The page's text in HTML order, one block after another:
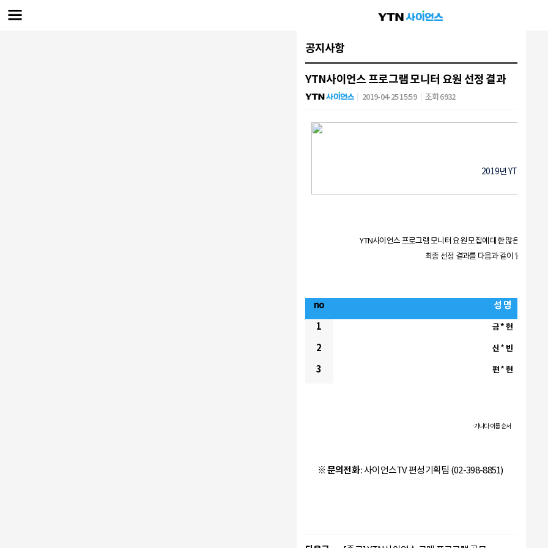
공지사항
YTN사이언스 프로그램 모니터 요원 선정 결과
2019-04-25 15:59 조회 6932
2019년 YTN사이언
YTN사이언스 프로그램 모니터 요원 모집에 대한 많은 관심과
최종 선정 결과를 다음과 같이 알려드립니
no
성 명
1
금 * 현
2 신* 빈
3 편*현
·가나다 이름 순서
※문의전화:사이언스TV편성기획팀 (02-398-8851)